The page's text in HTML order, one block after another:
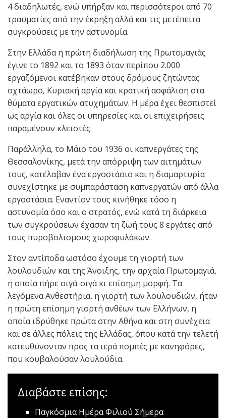
4 διαδηλωτές, ενώ υπήρξαν και περισσότεροι από 70
τραυματίες από την έκρηξη αλλά και τις μετέπειτα
συγκρούσεις με την αστυνομία.
Στην Ελλάδα η πρώτη διαδήλωση της Πρωτομαγιάς
έγινε το 1892 και το 1893 όταν περίπου 2.000
εργαζόμενοι κατέβηκαν στους δρόμους ζητώντας
οχτάωρο, Κυριακή αργία και κρατική ασφάλιση στα
θύματα εργατικών ατυχημάτων. Η μέρα έχει θεσπιστεί
ως αργία και όλες οι υπηρεσίες και οι επιχειρήσεις
παραμένουν κλειστές.
Παράλληλα, το Μάιο του 1936 οι καπνεργάτες της
Θεσσαλονίκης, μετά την απόρριψη των αιτημάτων
τους, κατέλαβαν ένα εργοστάσιο και η διαμαρτυρία
συνεχίστηκε με συμπαράσταση καπνεργατών από άλλα
εργοστάσια. Εναντίον τους κινήθηκε τόσο η
αστυνομία όσο και ο στρατός, ενώ κατά τη διάρκεια
των συγκρούσεων έχασαν τη ζωή τους 8 εργάτες από
τους πυροβολισμούς χωροφυλάκων.
Στον αντίποδα ωστόσο έχουμε τη γιορτή των
λουλουδιών και της Άνοιξης, την αρχαία Πρωτομαγιά,
η οποία πήρε σιγά-σιγά κι επίσημη μορφή. Τα
λεγόμενα Ανθεστήρια, η γιορτή των λουλουδιών, ήταν
η πρώτη επίσημη γιορτή ανθέων των Ελλήνων, η
οποία ιδρύθηκε πρώτα στην Αθήνα και στη συνέχεια
και σε άλλες πόλεις της Ελλάδας, όπου κατά την τελετή
κατευθύνονταν προς τα ιερά πομπές με κανηφόρες,
που κουβαλούσαν λουλούδια.
Διαβάστε επίσης:
Παγκόσμια Ημέρα Φιλιού Σήμερα